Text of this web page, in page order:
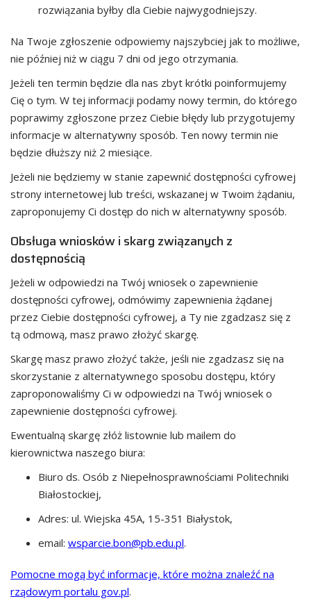
rozwiązania byłby dla Ciebie najwygodniejszy.
Na Twoje zgłoszenie odpowiemy najszybciej jak to możliwe,
nie później niż w ciągu 7 dni od jego otrzymania.
Jeżeli ten termin będzie dla nas zbyt krótki poinformujemy
Cię o tym. W tej informacji podamy nowy termin, do którego
poprawimy zgłoszone przez Ciebie błędy lub przygotujemy
informacje w alternatywny sposób. Ten nowy termin nie
będzie dłuższy niż 2 miesiące.
Jeżeli nie będziemy w stanie zapewnić dostępności cyfrowej
strony internetowej lub treści, wskazanej w Twoim żądaniu,
zaproponujemy Ci dostęp do nich w alternatywny sposób.
Obsługa wniosków i skarg związanych z
dostępnością
Jeżeli w odpowiedzi na Twój wniosek o zapewnienie
dostępności cyfrowej, odmówimy zapewnienia żądanej
przez Ciebie dostępności cyfrowej, a Ty nie zgadzasz się z
tą odmową, masz prawo złożyć skargę.
Skargę masz prawo złożyć także, jeśli nie zgadzasz się na
skorzystanie z alternatywnego sposobu dostępu, który
zaproponowaliśmy Ci w odpowiedzi na Twój wniosek o
zapewnienie dostępności cyfrowej.
Ewentualną skargę złóż listownie lub mailem do
kierownictwa naszego biura:
Biuro ds. Osób z Niepełnosprawnościami Politechniki
Białostockiej,
Adres: ul. Wiejska 45A, 15-351 Białystok,
email: wsparcie.bon@pb.edu.pl.
Pomocne mogą być informacje, które można znaleźć na
rządowym portalu gov.pl.